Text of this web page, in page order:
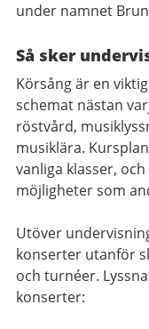
under namnet
Så sker
Körsång är en
schemat nästan
röstvård,
musiklära.
vanliga klasser,
möjligheter som
Utöver
konserter utanför
och turnéer.
konserter: